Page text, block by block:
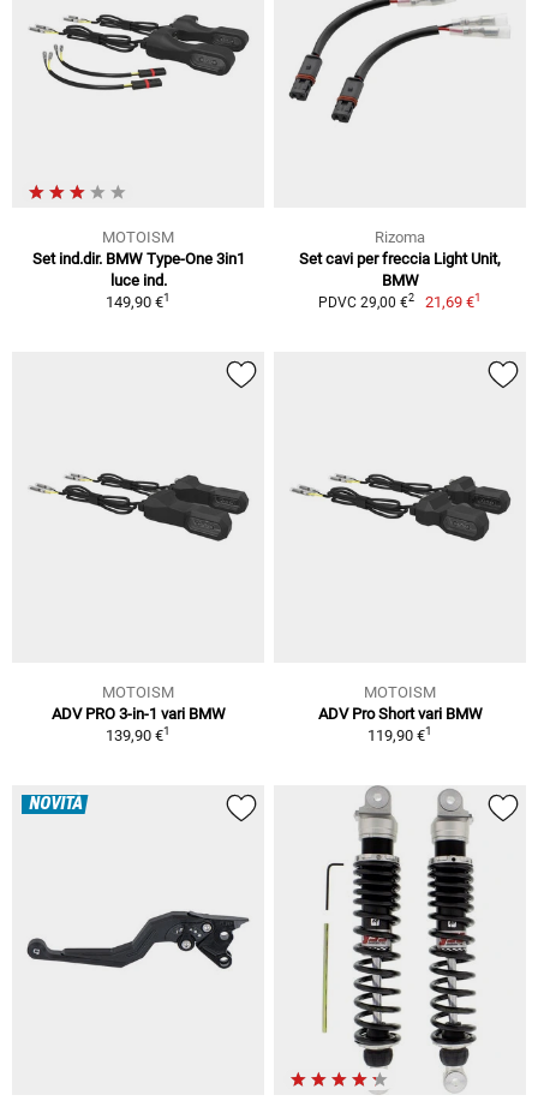
MOTOISM
Set ind.dir. BMW Type-One 3in1
luce ind.
149,90 €1
Rizoma
Set cavi per freccia Light Unit,
BMW
PDVC 29,00 €2 21,69 €1
MOTOISM
ADV PRO 3-in-1 vari BMW
139,90 €1
MOTOISM
ADV Pro Short vari BMW
119,90 €1
NOVITÀ